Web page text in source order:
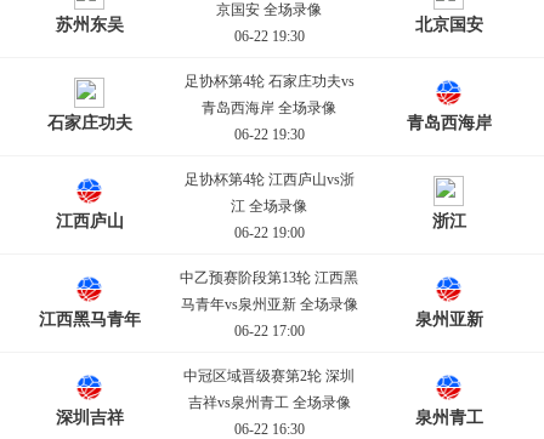
苏州东吴
京国安 全场录像
06-22 19:30
北京国安
石家庄功夫
足协杯第4轮 石家庄功夫vs
青岛西海岸 全场录像
06-22 19:30
青岛西海岸
江西庐山
足协杯第4轮 江西庐山vs浙
江 全场录像
06-22 19:00
浙江
江西黑马青年
中乙预赛阶段第13轮 江西黑
马青年vs泉州亚新 全场录像
06-22 17:00
泉州亚新
深圳吉祥
中冠区域晋级赛第2轮 深圳
吉祥vs泉州青工 全场录像
06-22 16:30
泉州青工